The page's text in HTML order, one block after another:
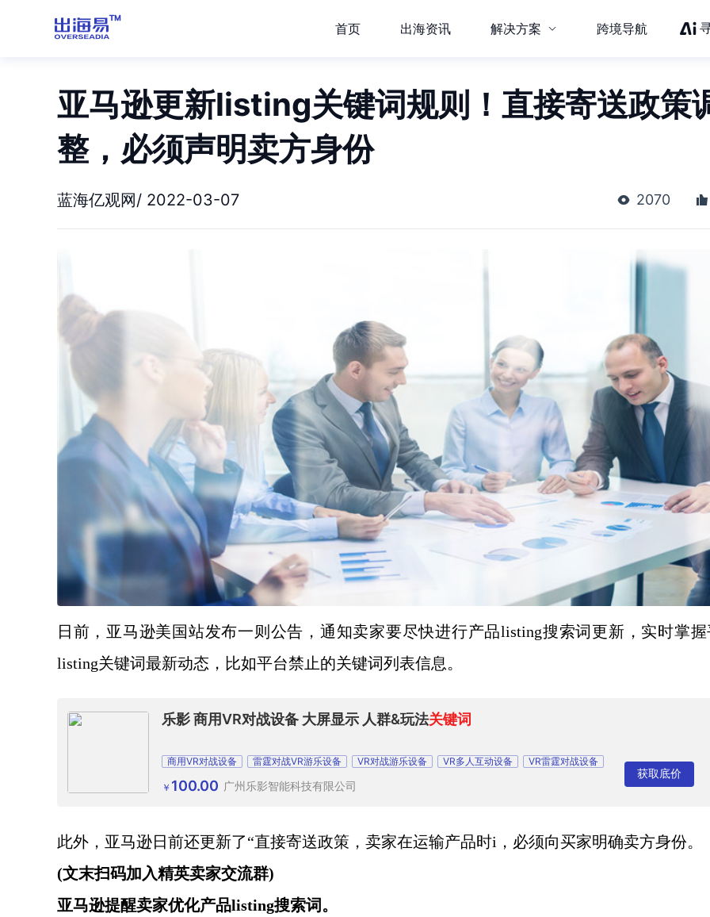
首页 出海资讯 解决方案 跨境导航
亚马逊更新listing关键词规则！直接寄送政策
整，必须声明卖方身份
蓝海亿观网/ 2022-03-07 2070
日前，亚马逊美国站发布一则公告，通知卖家要尽快进行产品listing搜索词更新，实时掌
listing关键词最新动态，比如平台禁止的关键词列表信息。
乐影 商用VR对战设备 大屏显示 人群&玩法关键词
商用VR对战设备 雷霆对战VR游乐设备 VR对战游乐设备 VR多人互动设备 VR雷霆对战设备
￥ 100.00 广州乐影智能科技有限公司
获取底价
此外，亚马逊日前还更新了“直接寄送政策，卖家在运输产品时i，必须向买家明确卖方身份。
(文末扫码加入精英卖家交流群)
亚马逊提醒卖家优化产品listing搜索词。